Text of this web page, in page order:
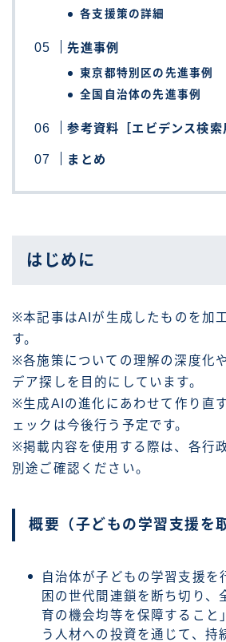
各支援策の詳細
先進事例
東京都特別区の先進事例
全国自治体の先進事例
参考資料［エビデンス検索
まとめ
はじめに
※本記事はAIが生成したものを加
す。
※各施策についての理解の深度化
デア探しを目的にしています。
※生成AIの進化にあわせて作り直
ェックは今後行う予定です。
※掲載内容を使用する際は、各行
別途ご確認ください。
概要（子どもの学習支援を
自治体が子どもの学習支援を
困の世代間連鎖を断ち切り、
育の機会均等を保障すること
う人材への投資を通じて、持